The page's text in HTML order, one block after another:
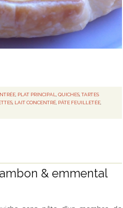
, PLAT PRINCIPAL QUICHES,TARTES
LAIT CONCENTRÉ PÂTE FEUILLETÉE
& emmental